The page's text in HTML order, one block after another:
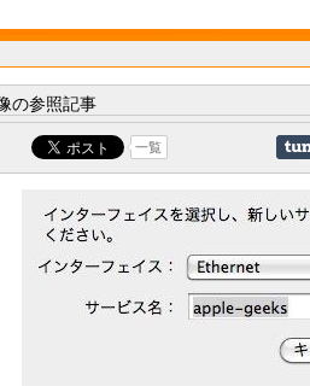
の参照記事
一覧